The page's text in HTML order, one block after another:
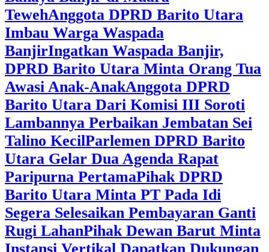
TewehAnggota DPRD Barito Utara
Imbau Warga Waspada
BanjirIngatkan Waspada Banjir,
DPRD Barito Utara Minta Orang Tua
Awasi Anak-AnakAnggota DPRD
Barito Utara Dari Komisi III Soroti
Lambannya Perbaikan Jembatan Sei
Talino KecilParlemen DPRD Barito
Utara Gelar Dua Agenda Rapat
Paripurna PertamaPihak DPRD
Barito Utara Minta PT Pada Idi
Segera Selesaikan Pembayaran Ganti
Rugi LahanPihak Dewan Barut Minta